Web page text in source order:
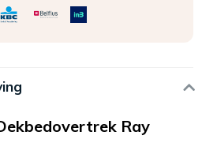
Ray